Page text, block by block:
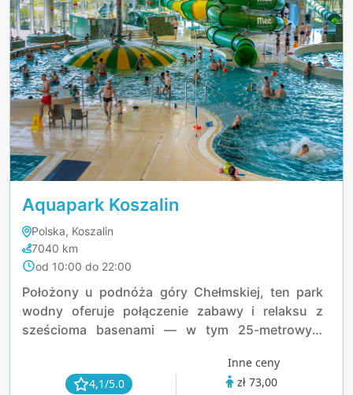
Aquapark Koszalin
Polska, Koszalin
7040 km
od 10:00 do 22:00
Położony u podnóża góry Chełmskiej, ten park
wodny oferuje połączenie zabawy i relaksu z
sześcioma basenami — w tym 25-metrowym
ekscytującymi zjeżdżalniami, takimi jak 176-
metrowa Anaconda. Dzięki krystalicznie czystej
4,1/5.0
Inne ceny
zł 73,00